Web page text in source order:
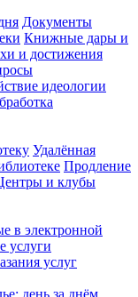
Документы
Книжные дары и
и достижения
идеологии
Удалённая
Продление
и клубы
в электронной
услуги
услуг
день за днём